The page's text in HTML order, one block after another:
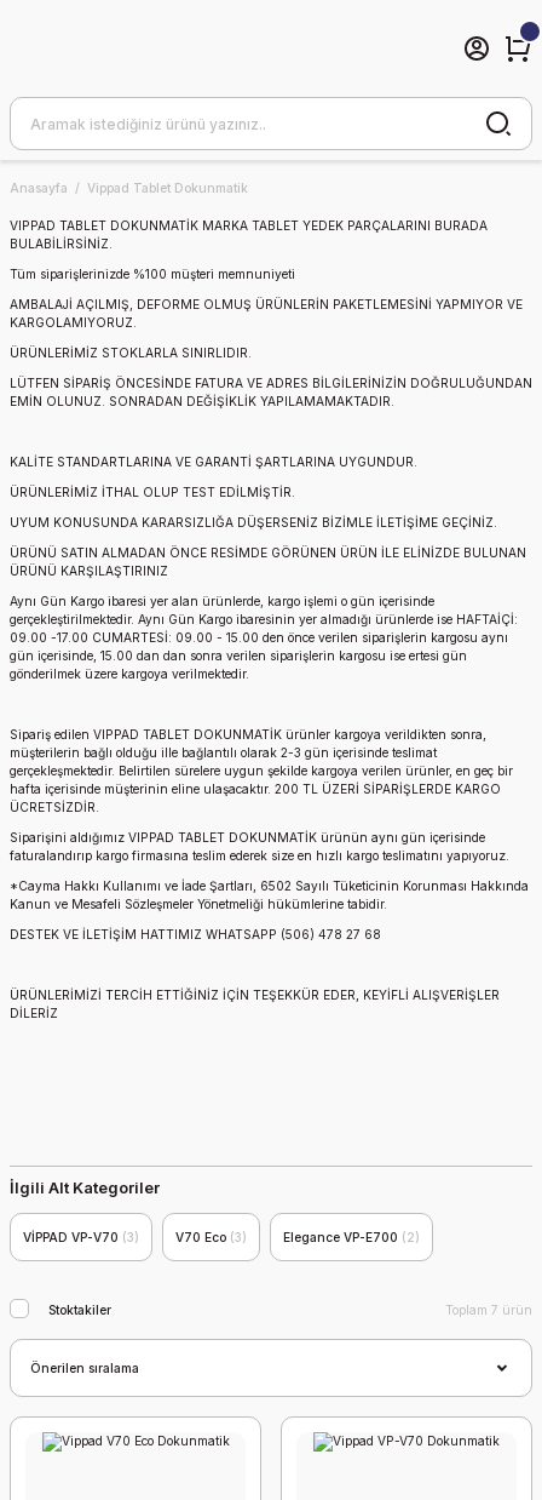
Anasayfa Vippad Tablet Dokunmatik
VIPPAD TABLET DOKUNMATİK MARKA TABLET YEDEK PARÇALARINI BURADA
BULABİLİRSİNİZ.
Tüm siparişlerinizde %100 müşteri memnuniyeti
AMBALAJİ AÇILMIŞ, DEFORME OLMUŞ ÜRÜNLERİN PAKETLEMESİNİ YAPMIYOR VE
KARGOLAMIYORUZ.
ÜRÜNLERİMİZ STOKLARLA SINIRLIDIR.
LÜTFEN SİPARİŞ ÖNCESİNDE FATURA VE ADRES BİLGİLERİNİZİN DOĞRULUĞUNDAN
EMİN OLUNUZ. SONRADAN DEĞİŞİKLİK YAPILAMAMAKTADIR.
KALİTE STANDARTLARINA VE GARANTİ ŞARTLARINA UYGUNDUR.
ÜRÜNLERİMİZ İTHAL OLUP TEST EDİLMİŞTİR.
UYUM KONUSUNDA KARARSIZLIĞA DÜŞERSENİZ BİZİMLE İLETİŞİME GEÇİNİZ.
ÜRÜNÜ SATIN ALMADAN ÖNCE RESİMDE GÖRÜNEN ÜRÜN İLE ELİNİZDE BULUNAN
ÜRÜNÜ KARŞILAŞTIRINIZ
Aynı Gün Kargo ibaresi yer alan ürünlerde, kargo işlemi o gün içerisinde
gerçekleştirilmektedir. Aynı Gün Kargo ibaresinin yer almadığı ürünlerde ise HAFTAİÇİ:
09.00 -17.00 CUMARTESİ: 09.00 - 15.00 den önce verilen siparişlerin kargosu aynı
gün içerisinde, 15.00 dan dan sonra verilen siparişlerin kargosu ise ertesi gün
gönderilmek üzere kargoya verilmektedir.
Sipariş edilen VIPPAD TABLET DOKUNMATİK ürünler kargoya verildikten sonra,
müşterilerin bağlı olduğu ille bağlantılı olarak 2-3 gün içerisinde teslimat
gerçekleşmektedir. Belirtilen sürelere uygun şekilde kargoya verilen ürünler, en geç bir
hafta içerisinde müşterinin eline ulaşacaktır. 200 TL ÜZERİ SİPARİŞLERDE KARGO
ÜCRETSİZDİR.
Siparişini aldığımız VIPPAD TABLET DOKUNMATİK ürünün aynı gün içerisinde
faturalandırıp kargo firmasına teslim ederek size en hızlı kargo teslimatını yapıyoruz.
*Cayma Hakkı Kullanımı ve İade Şartları, 6502 Sayılı Tüketicinin Korunması Hakkında
Kanun ve Mesafeli Sözleşmeler Yönetmeliği hükümlerine tabidir.
DESTEK VE İLETİŞİM HATTIMIZ WHATSAPP (506) 478 27 68
ÜRÜNLERİMİZİ TERCİH ETTİĞİNİZ İÇİN TEŞEKKÜR EDER, KEYİFLİ ALIŞVERİŞLER
DİLERİZ
İlgili Alt Kategoriler
VİPPAD VP-V70 (3) V70 Eco (3) Elegance VP-E700 (2)
Stoktakiler Toplam 7 ürün